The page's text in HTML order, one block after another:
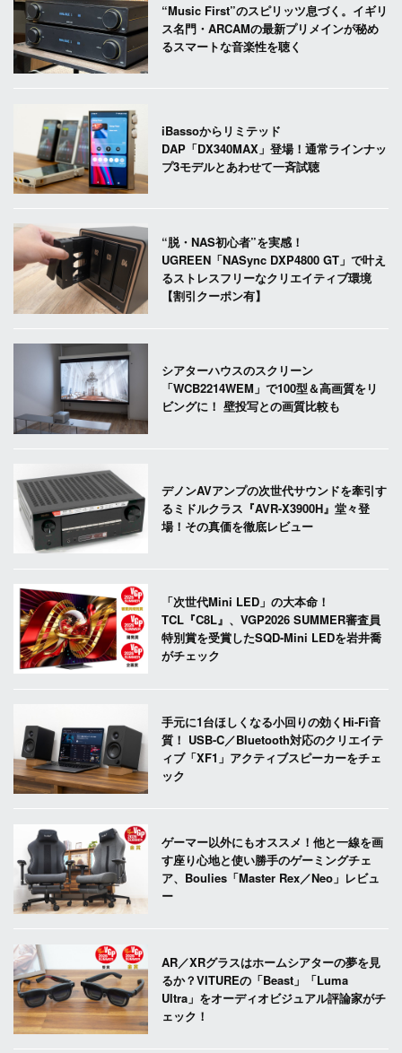
“Music First”のスピリッツ息づく。イギリ
ス名門・ARCAMの最新プリメインが秘め
るスマートな音楽性を聴く
iBassoからリミテッド
DAP「DX340MAX」登場！通常ラインナッ
プ3モデルとあわせて一斉試聴
“脱・NAS初心者”を実感！
UGREEN「NASync DXP4800 GT」で叶え
るストレスフリーなクリエイティブ環境
【割引クーポン有】
シアターハウスのスクリーン
「WCB2214WEM」で100型＆高画質をリ
ビングに！ 壁投写との画質比較も
デノンAVアンプの次世代サウンドを牽引す
るミドルクラス『AVR-X3900H』堂々登
場！その真価を徹底レビュー
「次世代Mini LED」の大本命！
TCL『C8L』、VGP2026 SUMMER審査員
特別賞を受賞したSQD-Mini LEDを岩井喬
がチェック
手元に1台ほしくなる小回りの効くHi-Fi音
質！ USB-C／Bluetooth対応のクリエイテ
ィブ「XF1」アクティブスピーカーをチェ
ック
ゲーマー以外にもオススメ！他と一線を画
す座り心地と使い勝手のゲーミングチェ
ア、Boulies「Master Rex／Neo」レビュ
ー
AR／XRグラスはホームシアターの夢を見
るか？VITUREの「Beast」「Luma
Ultra」をオーディオビジュアル評論家がチ
ェック！